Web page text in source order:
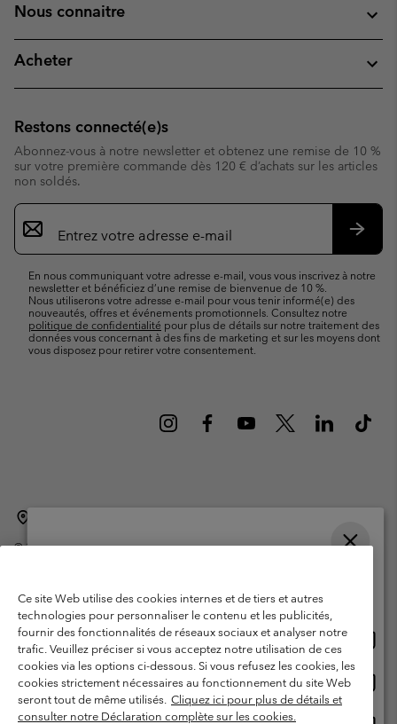
Nous connaitre
Acheter
Restons connecté(e)s
Abonnez-vous à notre newsletter et obtenez une remise de 10 %
sur votre première commande dès 120 € d’achats sur les articles
non soldés.
Inscription
par
e-
En nous communiquant votre adresse e-mail, vous vous inscrivez à notre
newsletter et bénéficiez d’une remise de bienvenue de 10 %.
Nous utiliserons votre adresse e-mail pour vous tenir informé(e) des
nouveautés, offres et événements promotionnels. Consultez notre
politique de confidentialité pour plus de détails sur notre traitement des
données vous concernant à des fins de marketing et sur les moyens dont
vous disposez pour retirer votre consentement.
©2026Columbia Sportswear International Sarl. Avenue des Morgines, 12
Garanties Légales
Politique de confidentialité
Conditions d'utilisation - Membres
Conditions D'utilisation - Contenu généré par l'utilisateur
Impressum
Cookies
Ce site Web utilise des cookies internes et de tiers et autres
technologies pour personnaliser le contenu et les publicités,
fournir des fonctionnalités de réseaux sociaux et analyser notre
trafic. Veuillez préciser si vous acceptez notre utilisation de ces
cookies via les options ci-dessous. Si vous refusez les cookies, les
cookies strictement nécessaires au fonctionnement du site Web
seront tout de même utilisés. Cliquez ici pour plus de détails et
consulter notre Déclaration complète sur les cookies.
Achats en ligne disponibles
United States
ligne
Belgium-English
ligne